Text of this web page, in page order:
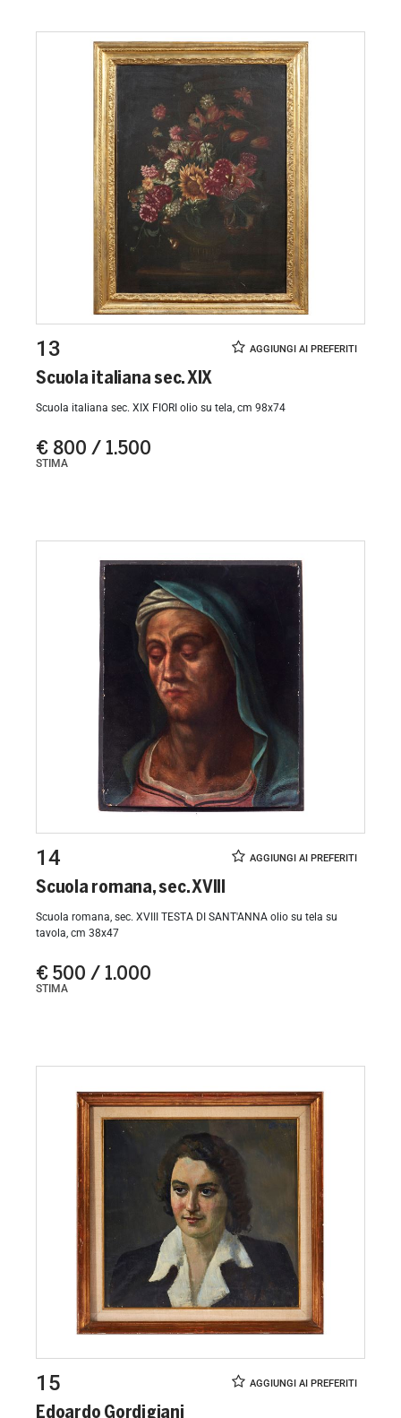
13
Scuola italiana sec. XIX
Scuola italiana sec. XIX FIORI olio su tela, cm 98x74
€ 800 / 1.500
STIMA
14
Scuola romana, sec. XVIII
Scuola romana, sec. XVIII TESTA DI SANT'ANNA olio su tela su
tavola, cm 38x47
€ 500 / 1.000
STIMA
15
Edoardo Gordigiani